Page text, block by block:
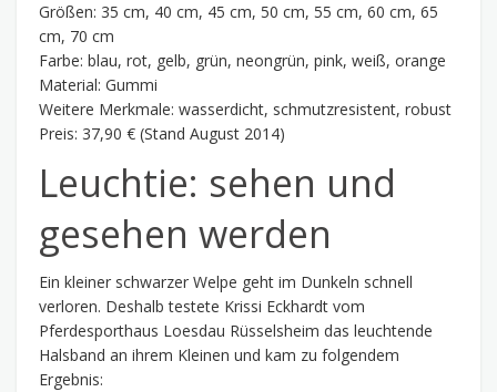
Größen: 35 cm, 40 cm, 45 cm, 50 cm, 55 cm, 60 cm, 65
cm, 70 cm
Farbe: blau, rot, gelb, grün, neongrün, pink, weiß, orange
Material: Gummi
Weitere Merkmale: wasserdicht, schmutzresistent, robust
Preis: 37,90 € (Stand August 2014)
Leuchtie: sehen und
gesehen werden
Ein kleiner schwarzer Welpe geht im Dunkeln schnell
verloren. Deshalb testete Krissi Eckhardt vom
Pferdesporthaus Loesdau Rüsselsheim das leuchtende
Halsband an ihrem Kleinen und kam zu folgendem
Ergebnis: